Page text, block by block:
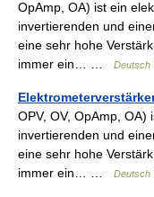
OpAmp, OA) ist ein
invertierenden und
eine sehr hohe
immer ein… …
Deutsch
OPV, OV, OpAmp, OA)
invertierenden und
eine sehr hohe
immer ein… …
Deutsch